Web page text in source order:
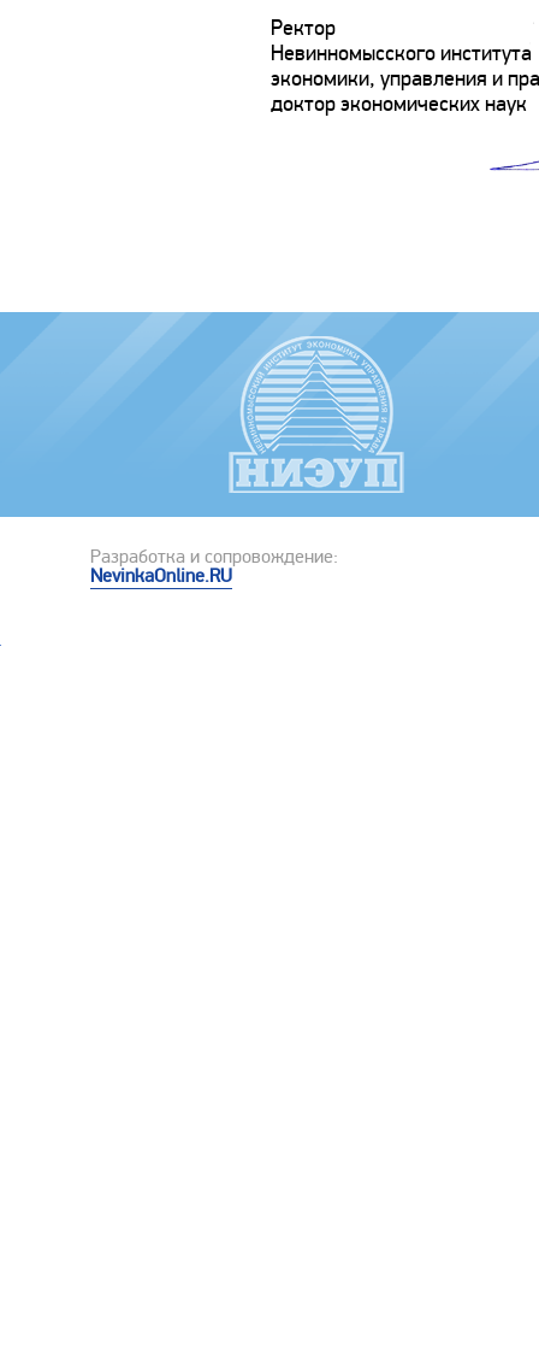
Ректор
Невинномысского института
экономики, управления и
доктор экономических наук
Разработка и сопровождение:
NevinkaOnline.RU